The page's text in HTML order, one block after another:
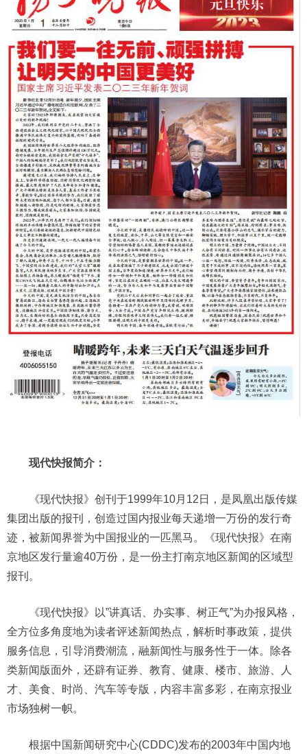
现代快报简介：
《现代快报》创刊于1999年10月12日，是凤凰出版传媒
集团出版的报刊，创造过国内报业每天递增一万份的发行奇
迹，被新闻界誉为中国报业的一匹黑马。《现代快报》在南
京地区发行量逾40万份，是一份主打南京地区新闻的区域型
报刊。
《现代快报》以”讲真话、办实事、树正气”为办报风格，
全方位多角度地为读者评述新闻热点，解析时事政策，提供
服务信息，引导消费潮流，融新闻性与服务性于一体。除各
类新闻版面外，还辟有证券、教育、健康、楼市、旅游、人
才、美食、时尚、汽车等专版，内容丰富多彩，在南京报业
市场独树一帜。
根据中国新闻研究中心(CDDC)发布的2003年中国内地